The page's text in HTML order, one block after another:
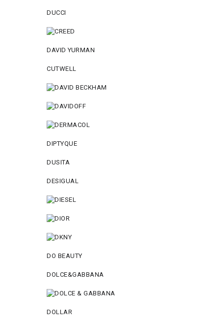
DUCCI
DAVID YURMAN
CUTWELL
DIPTYQUE
DUSITA
DESIGUAL
DO BEAUTY
DOLCE&GABBANA
DOLLAR